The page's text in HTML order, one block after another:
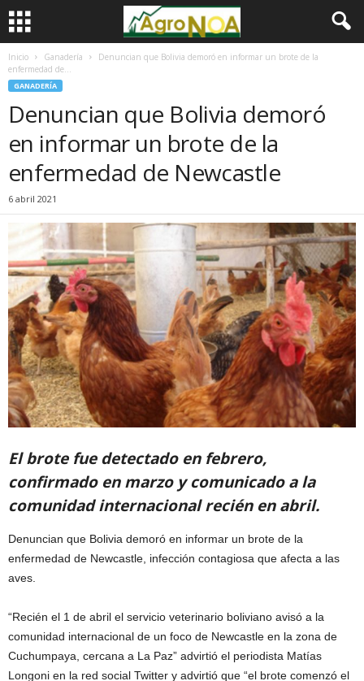
Inicio Ganadería
Denuncian que Bolivia demoró en informar un brote de la
enfermedad de...
GANADERÍA
Denuncian que Bolivia demoró
en informar un brote de la
enfermedad de Newcastle
6 abril 2021
El brote fue detectado en febrero,
confirmado en marzo y comunicado a la
comunidad internacional recién en abril.
Denuncian que Bolivia demoró en informar un brote de la
enfermedad de Newcastle, infección contagiosa que afecta a las
aves.
“Recién el 1 de abril el servicio veterinario boliviano avisó a la
comunidad internacional de un foco de Newcastle en la zona de
Cuchumpaya, cercana a La Paz” advirtió el periodista Matías
Longoni en la red social Twitter y advirtió que “el brote comenzó el